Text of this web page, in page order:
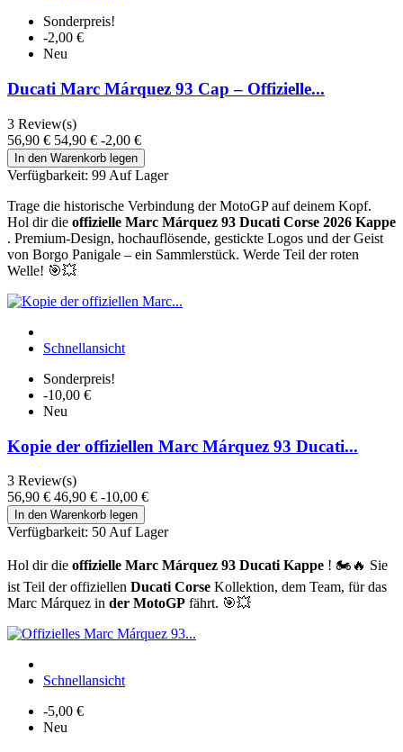
Sonderpreis!
-2,00 €
Neu
Ducati Marc Márquez 93 Cap – Offizielle...
3 Review(s)
56,90 € 54,90 € -2,00 €
In den Warenkorb legen
Verfügbarkeit: 99 Auf Lager
Trage die historische Verbindung der MotoGP auf deinem Kopf.
Hol dir die offizielle Marc Márquez 93 Ducati Corse 2026 Kappe
. Premium-Design, hochauflösende, gestickte Logos und der Geist
von Borgo Panigale – ein Sammlerstück. Werde Teil der roten
Welle! 🎯💥
Schnellansicht
Sonderpreis!
-10,00 €
Neu
Kopie der offiziellen Marc Márquez 93 Ducati...
3 Review(s)
56,90 € 46,90 € -10,00 €
In den Warenkorb legen
Verfügbarkeit: 50 Auf Lager
Hol dir die offizielle Marc Márquez 93 Ducati Kappe ! 🏍️🔥 Sie
ist Teil der offiziellen Ducati Corse Kollektion, dem Team, für das
Marc Márquez in der MotoGP fährt. 🎯💥
Schnellansicht
-5,00 €
Neu